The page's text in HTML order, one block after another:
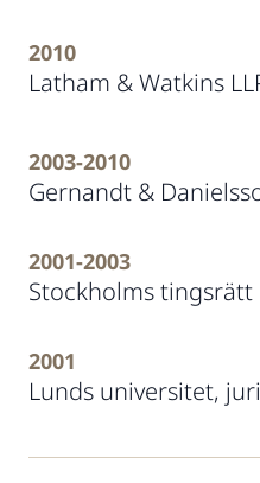
2010
Latham & Watkins
2003-2010
Gernandt &
2001-2003
Stockholms tingsrätt
2001
Lunds universitet,